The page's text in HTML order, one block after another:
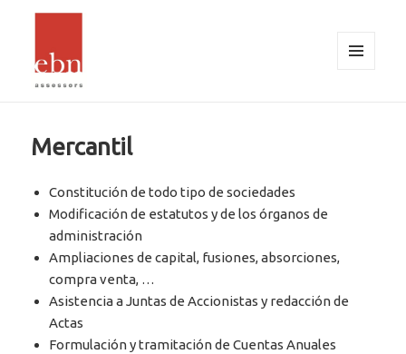
Mercantil
Constitución de todo tipo de sociedades
Modificación de estatutos y de los órganos de
administración
Ampliaciones de capital, fusiones, absorciones,
compra venta, …
Asistencia a Juntas de Accionistas y redacción de
Actas
Formulación y tramitación de Cuentas Anuales